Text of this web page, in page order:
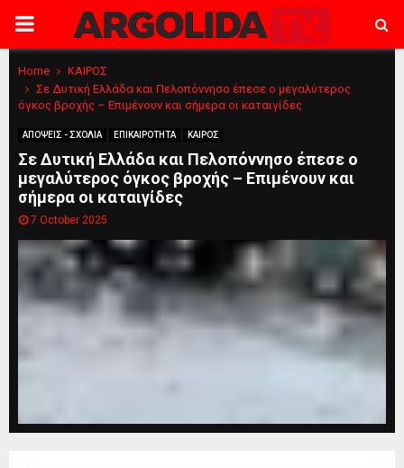
PRIMARY
MENU
Home
ΚΑΙΡΟΣ
Σε Δυτική Ελλάδα και Πελοπόννησο έπεσε ο μεγαλύτερος
όγκος βροχής – Επιμένουν και σήμερα οι καταιγίδες
ΑΠΟΨΕΙΣ - ΣΧΟΛΙΑ ΕΠΙΚΑΙΡΟΤΗΤΑ ΚΑΙΡΟΣ
Σε Δυτική Ελλάδα και Πελοπόννησο έπεσε ο
μεγαλύτερος όγκος βροχής – Επιμένουν και
σήμερα οι καταιγίδες
7 October 2025